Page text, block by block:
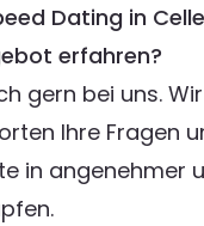
Dating in
erfahren?
gern bei uns.
Ihre Fragen
in angenehmer